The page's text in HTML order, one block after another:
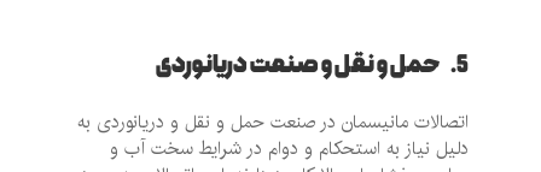
اتصالات مانیسمان در صنعت حمل و نقل و دریانوردی به
دلیل نیاز به استحکام و دوام در شرایط سخت آب و